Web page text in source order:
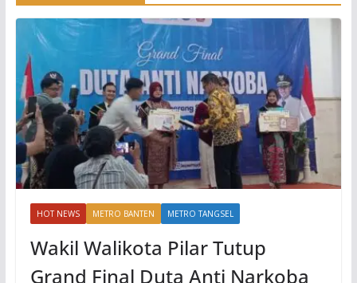
HOT NEWS METRO BANTEN METRO TANGSEL
Wakil Walikota Pilar Tutup
Grand Final Duta Anti Narkoba